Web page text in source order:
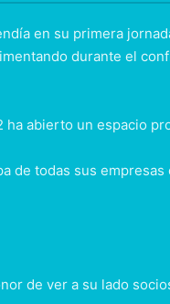
en su primera
durante el
abierto un espacio
de todas sus
de ver a su lado